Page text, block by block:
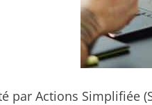
par Actions Simplifiée